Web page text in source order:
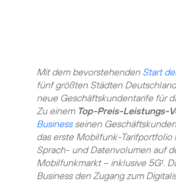
Mit dem bevorstehenden Start
fünf größten Städten
neue Geschäftskundentarife für
Zu einem Top-Preis-Leistungs-
Businessseinen
das erste Mobilfunk-Tarifportfolio
Sprach- und Datenvolumen auf
Mobilfunkmarkt – inklusive 5G1.
Business den Zugang zum